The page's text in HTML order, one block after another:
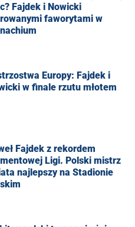
Fajdek i Nowicki
faworytami w
Europy: Fajdek i
w finale rzutu młotem
Fajdek z rekordem
Ligi. Polski mistrz
najlepszy na Stadionie